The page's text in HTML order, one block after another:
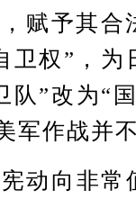
赋予其合
卫权”，为
”改为“
军作战并
向非常